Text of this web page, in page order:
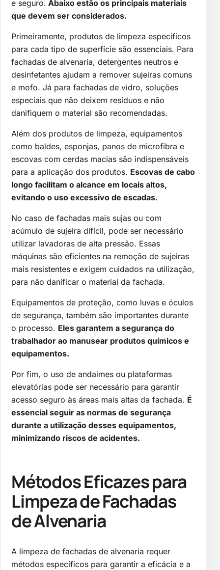
e seguro. Abaixo estão os principais materiais
que devem ser considerados.
Primeiramente, produtos de limpeza específicos
para cada tipo de superfície são essenciais. Para
fachadas de alvenaria, detergentes neutros e
desinfetantes ajudam a remover sujeiras comuns
e mofo. Já para fachadas de vidro, soluções
especiais que não deixem resíduos e não
danifiquem o material são recomendadas.
Além dos produtos de limpeza, equipamentos
como baldes, esponjas, panos de microfibra e
escovas com cerdas macias são indispensáveis
para a aplicação dos produtos. Escovas de cabo
longo facilitam o alcance em locais altos,
evitando o uso excessivo de escadas.
No caso de fachadas mais sujas ou com
acúmulo de sujeira difícil, pode ser necessário
utilizar lavadoras de alta pressão. Essas
máquinas são eficientes na remoção de sujeiras
mais resistentes e exigem cuidados na utilização,
para não danificar o material da fachada.
Equipamentos de proteção, como luvas e óculos
de segurança, também são importantes durante
o processo. Eles garantem a segurança do
trabalhador ao manusear produtos químicos e
equipamentos.
Por fim, o uso de andaimes ou plataformas
elevatórias pode ser necessário para garantir
acesso seguro às áreas mais altas da fachada. É
essencial seguir as normas de segurança
durante a utilização desses equipamentos,
minimizando riscos de acidentes.
Métodos Eficazes para
Limpeza de Fachadas
de Alvenaria
A limpeza de fachadas de alvenaria requer
métodos específicos para garantir a eficácia e a